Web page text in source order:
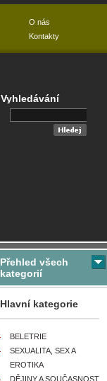
Přehled všech
kategorií
Hlavní kategorie
BELETRIE
SEXUALITA, SEX A
EROTIKA
DĚJINY A SOUČASNOST
O nás
Kontakty
Vyhledávání